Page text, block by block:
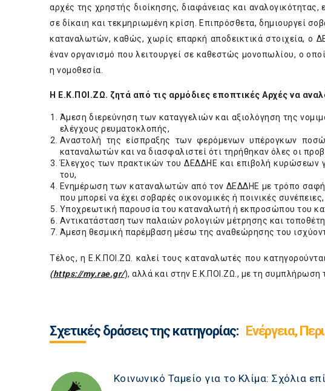
αρχές της χρηστής διοίκησης, διαφάνειας και
σε δίκαιη και τεκμηριωμένη κρίση. Επιπρόσθετα, δημιουργεί
καταναλωτών, καθώς, χωρίς επαρκή αποδεικτικά στοιχεία, ο
έναν οργανισμό που λειτουργεί σε καθεστώς μονοπωλίου, ο
η νομοθεσία.
Η Ε.Κ.ΠΟΙ.ΖΩ. ζητά από τις αρμόδιες εποπτικές Αρχές να
Άμεση διερεύνηση των καταγγελιών και αξιολόγηση της
ελέγχους ρευματοκλοπής,
Αναστολή της είσπραξης των φερόμενων υπέρογκων
καταναλωτών και να διασφαλιστεί ότι τηρήθηκαν όλες οι
Έλεγχος των πρακτικών του ΔΕΔΔΗΕ και επιβολή κυρώσεων
του,
Ενημέρωση των καταναλωτών από τον ΔΕΔΔΗΕ με τρόπο σαφή,
που μπορεί να έχει σοβαρές οικονομικές ή ποινικές συνέπειες,
Υποχρεωτική παρουσία του καταναλωτή ή εκπροσώπου του
Αντικατάσταση των παλαιών ρολογιών μέτρησης και
Άμεση θεσμική παρέμβαση μέσω της αναθεώρησης του
Τέλος, η Ε.Κ.ΠΟΙ.ΖΩ. καλεί τους καταναλωτές που
(https://my.rae.gr/), αλλά και στην Ε.Κ.ΠΟΙ.ΖΩ., με τη συμπλήρωση
Σχετικές δράσεις της κατηγορίας: Ενέργεια,
Κοινωνικό Ταμείο για το Κλίμα: Σχόλια